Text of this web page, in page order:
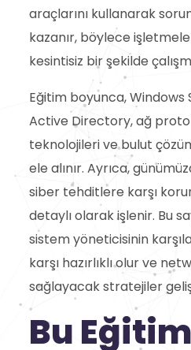
araçlarını kullanarak
kazanır, böylece
kesintisiz bir şekilde
Eğitim boyunca, Windows
Active Directory, ağ
teknolojileri ve bulut
ele alınır. Ayrıca,
siber tehditlere karşı
detaylı olarak işlenir. Bu
sistem yöneticisinin
karşı hazırlıklı olur ve
sağlayacak stratejiler
Bu